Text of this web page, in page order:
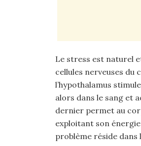
Le stress est naturel
cellules nerveuses du
l’hypothalamus
alors dans le sang et
dernier permet au
exploitant son
problème réside dans